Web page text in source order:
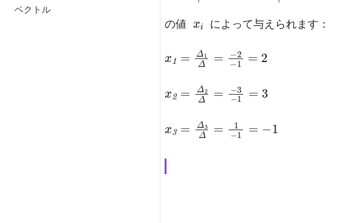
ベクトル
の値 によって与えられます：
x 1 =Δ 1Δ=-2
-1 = 2
x2 =Δ 2Δ=-3
-1= 3
x3 =Δ 3Δ=1
-1= -1